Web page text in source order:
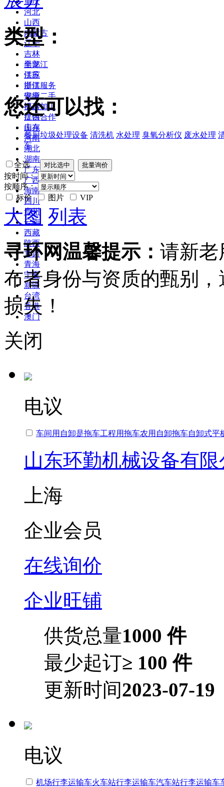
河北
山西
内蒙古
辽宁
吉林
黑龙江
江苏
浙江
安徽
福建
江西
山东
河南
湖北
湖南
广东
广西
海南
四川
贵州
云南
西藏
陕西
甘肃
青海
宁夏
新疆
台湾
香港
澳门
类型：
全部
供应
提供服务
供应二手
提供加工
提供合作
库存
您还可以找：
餐厨垃圾处理设备 清洗机 水处理 臭氧分析仪 废水处理
车
全选
按时间：
按顺序：
标价
图片 VIP
大图 列表
寻环网温馨提示： 请新老
布者身份与资质的甄别
损失！
关闭
电议
车间用自卸是拖车工程用拖车农用自卸拖车自卸式平
山东环勤机械设备有
上海
企业会员
在线询价
企业旺铺
供货总量1000 件
最少起订≥ 100 件
更新时间2023-07-19
电议
机场行李运输车火车站行李运输车汽车站行李运输车